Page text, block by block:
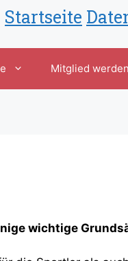
Startseite
Mitglied werden
wichtige